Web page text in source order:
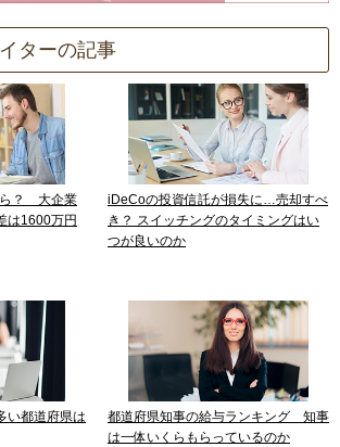
ターの記事
ら？ 大企業
は1600万円
iDeCoの投資信託が損失に…売却すべ
き？ スイッチングのタイミングはい
つが良いのか
い都道府県は
都道府県知事の給与ランキング 知事
は一体いくらもらっているのか